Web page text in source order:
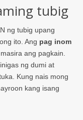
tubig
ng tubig upang
ito. Ang pag inom
ang pagkain.
ng dumi at
Kung nais mong
kang isang